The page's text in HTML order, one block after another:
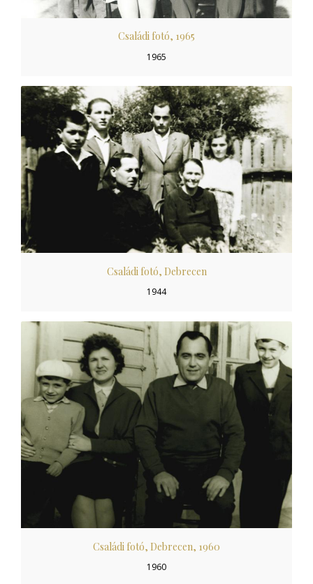
Családi fotó, 1965
1965
Családi fotó, Debrecen
1944
Családi fotó, Debrecen, 1960
1960